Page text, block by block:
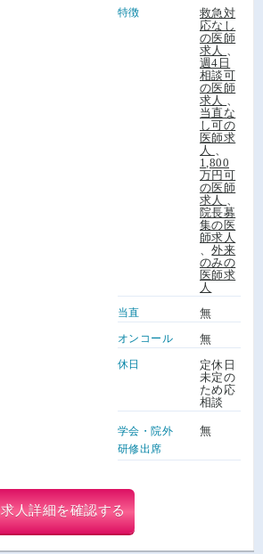
特徴
救急対
応なし
の医師
求人
週4日
相談可
の医師
求人
当直な
し可の
医師求
人
1,800
万円可
の医師
求人
院長募
集の医
師求人
、外来
のみの
医師求
人
当直 無
オンコール 無
休日
定休日
未定の
ため応
相談
学会・院外
研修出席
無
求人詳細を確認する